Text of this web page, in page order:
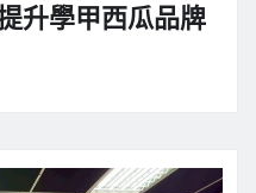
升學甲西瓜品牌